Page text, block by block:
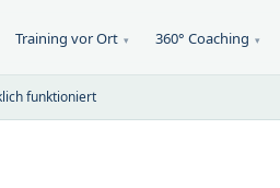
Training vor Ort ▾ 360° Coaching ▾
funktioniert